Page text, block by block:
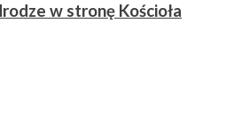
w stronę Kościoła